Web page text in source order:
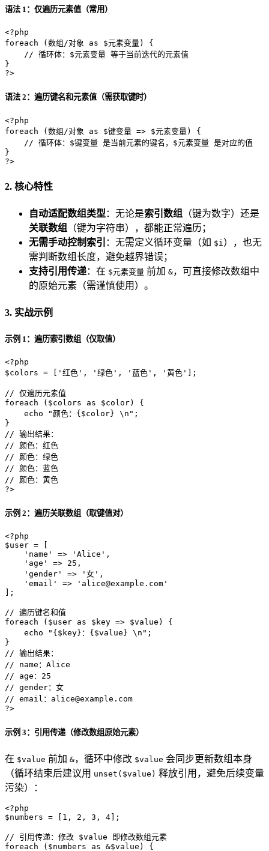
语法 1：仅遍历元素值（常用）
<?php
foreach (数组/对象 as $元素变量) {
// 循环体：$元素变量 等于当前迭代的元素值
?>
语法 2：遍历键名和元素值（需获取键时）
<?php
foreach (数组/对象 as $键变量 => $元素变量) {
// 循环体：$键变量 是当前元素的键名，$元素变量 是对应的值
?>
2. 核心特性
自动适配数组类型 ：无论是索引数组
（键为数字）还是
关联数组
（键为字符串），都能正常遍历；
无需手动控制索引 ：无需定义循环变量（如 $i），也无
需判断数组长度，避免越界错误；
支持引用传递：在 $元素变量 前加 &，可直接修改数组中
的原始元素（需谨慎使用）。
3. 实战示例
示例 1：遍历索引数组（仅取值）
<?php
$colors = [ '红色' , '绿色' , '蓝色' , '黄色' ];
// 仅遍历元素值
foreach ( $colors as $color) {
echo
"颜色： {$color} \n" ;
// 输出结果：
// 颜色：红色
// 颜色：绿色
// 颜色：蓝色
// 颜色：黄色
?>
示例 2：遍历关联数组（取键值对）
<?php
$user = [
'name'
=> 'Alice' ,
'age'
=> 25 ,
'gender'
=> '女' ,
'email'
=>
'alice@example.com'
];
// 遍历键名和值
foreach ( $user as $key => $value ) {
echo
" {$key} ： {$value} \n" ;
// 输出结果：
// name：Alice
// age：25
// gender：女
// email：alice@example.com
?>
示例 3：引用传递（修改数组原始元素）
在 $value 前加 &，循环中修改 $value 会同步更新数组本身
（循环结束后建议用 unset($value) 释放引用，避免后续变量
污染）：
<?php
$numbers = [ 1 , 2 , 3 , 4 ];
// 引用传递：修改 $value 即修改数组元素
foreach ( $numbers as &$value ) {